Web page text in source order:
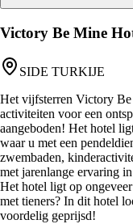
Victory Be Mine
SIDE TURKIJE
Het vijfsterren Victory
activiteiten voor een
aangeboden! Het hotel
waar u met een
zwembaden,
met jarenlange ervaring
Het hotel ligt op
met tieners? In dit hotel
voordelig geprijsd!